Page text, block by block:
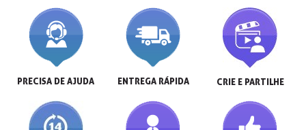
PRECISA DE AJUDA ENTREGA RÁPIDA CRIE E PARTILHE